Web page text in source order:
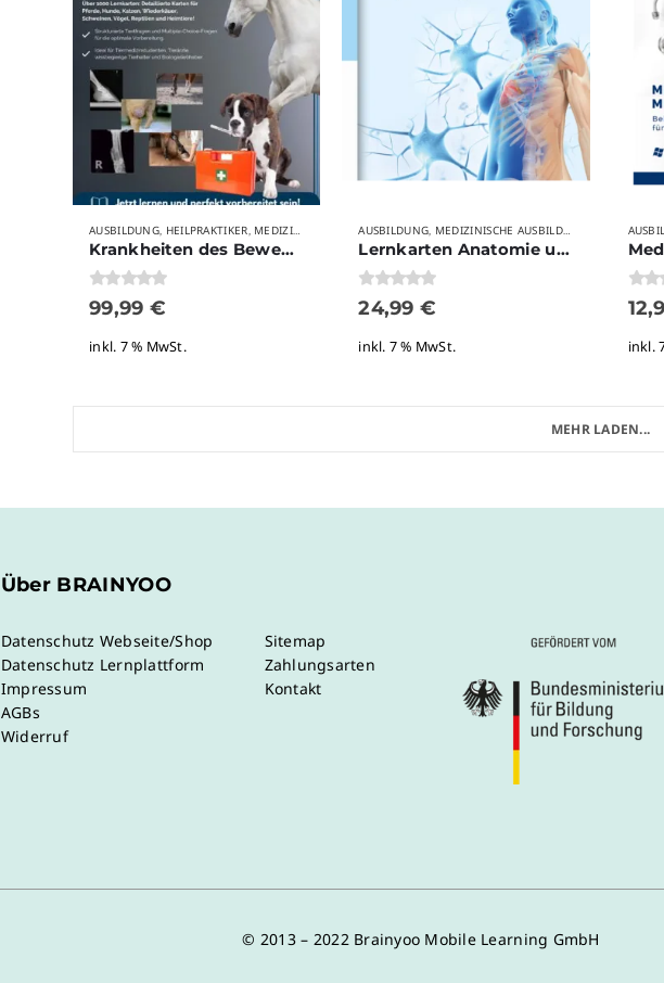
AUSBILDUNG, HEILPRAKTIKER, MEDIZIN MEDIZINISCHE AUSBILDUNGSBERUFE, MYVETBRAIN STUDIUM,
Krankheiten des Bewegungsapparates (erweiterte Neuauflage)
0von 5
99,99 €
inkl. 7 % MwSt.
AUSBILDUNG, MEDIZINISCHE AUSBILDUNGSBERUFE ,
Lernkarten Anatomie und Physiologie – Komplett
0von 5
24,99€
inkl. 7 % MwSt.
0
inkl.
MEHR LADEN...
Über BRAINYOO
Datenschutz Webseite/Shop
Datenschutz Lernplattform
Impressum
AGBs
Widerruf
Sitemap
Zahlungsarten
Kontakt
© 2013 – 2022 Brainyoo Mobile Learning GmbH